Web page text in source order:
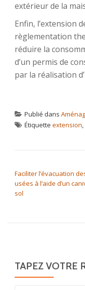
extérieur de la
Enfin, l’extension
règlementation
réduire la
d’un permis de
par la réalisation
Publié dans
Étiquette extension,
Faciliter l’évacuation
usées à l’aide d’un
sol
TAPEZ VOTRE